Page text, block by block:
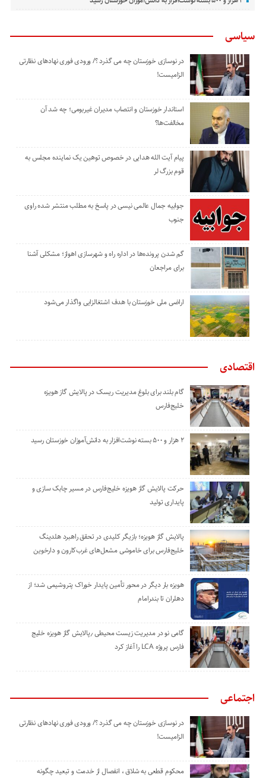
سیاسی
در نوسازی خوزستان چه می گذرد ؟/ ورودی فوری نهادهای نظارتی
الزامیست!
استاندار خوزستان و انتصاب مدیران غیربومی؛ چه شد آن
مخالفت‌ها؟
پیام آیت الله هدایی در خصوص توهین یک نماینده مجلس به
قوم بزرگ لر
جوابیه جمال عالمی نیسی در پاسخ به مطلب منتشر شده راوی
جنوب
گم شدن پرونده‌ها در اداره راه و شهرسازی اهواز؛ مشکلی آشنا
برای مراجعان
اراضی ملی خوزستان با هدف اشتغالزایی واگذار می‌شود
اقتصادی
گام بلند برای بلوغ مدیریت ریسک در پالایش گاز هویزه
خلیج‌فارس
۲ هزار و ۵۰۰ بسته نوشت‌افزار به دانش‌آموزان خوزستان رسید
حرکت پالایش گاز هویزه خلیج‌فارس در مسیر چابک سازی و
پایداری تولید
پالایش گاز هویزه؛ بازیگر کلیدی در تحقق راهبرد هلدینگ
خلیج‌فارس برای خاموشی مشعل‌های غرب‌کارون و دارخوین
هویزه بار دیگر در محور تأمین پایدار خوراک پتروشیمی شد؛ از
دهلران تا بندرامام
گامی نو در مدیریت زیست ‌محیطی ٫پالایش گاز هویزه خلیج
‌فارس پروژه LCA را آغاز کرد
اجتماعی
در نوسازی خوزستان چه می گذرد ؟/ ورودی فوری نهادهای نظارتی
الزامیست!
محکوم قطعی به شلاق ، انفصال از خدمت و تبعید چگونه